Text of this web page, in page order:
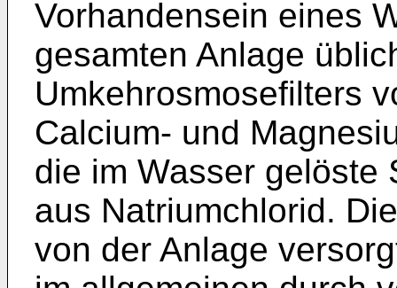
Vorhandensein eines
gesamten Anlage
Umkehrosmosefilters
Calcium- und
die im Wasser gelöste
aus Natriumchlorid.
von der Anlage